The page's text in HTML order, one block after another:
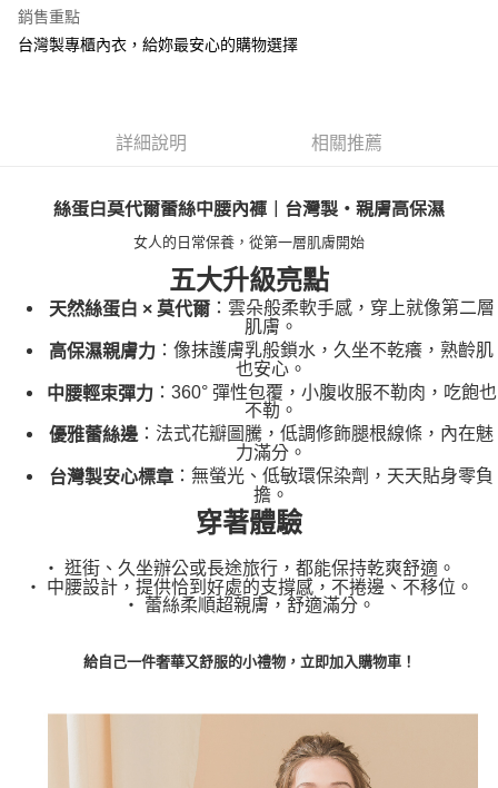
１．簡單：不需註冊會員、不需綁卡、不需儲值。
２．便利：只要手機號碼，簡訊認證，即可結帳。
３．安心：先確認商品／服務後，再付款。
２．訂單成立數日內，您將收到繳費通知簡訊。
※ 請注意：結帳手續完成當下不需立刻繳費，但若您需要取消訂單，請聯絡
後付繳納相關費用。
※ 交易是否成功請以「AFTEE先享後付 」之結帳頁面顯示為準，若有關於
是否繳費成功／繳費後需取消欲退款等相關疑問，請聯繫「AFTEE先享後付
客戶支援中心」 https://netprotections.freshdesk.com/support/home
【注意事項】
１．透過由恩沛科技股份有限公司提供之「AFTEE先享後付」服務完成之交
易，需依本服務之必要範圍內提供個人資料，並將交易相關給付款項請求債
２．關於個人資料處理事宜，請瀏覽以下網址：
３．未成年的使用者請事先徵得法定代理人或監護人之同意方可使用
「AFTEE先享後付」，若未經同意申辦者引起之損失，本公司不負相關責
４．使用「AFTEE先享後付」時，將依據個別帳號之用戶狀況，依本公司即
請求用戶進行身份認證。
５．嚴禁一人註冊多個帳號或使用他人資訊註冊。若發現惡意使用之情形，
恩沛科技股份有限公司將有權停止該用戶之使用額度並採取法律行動。
運送方式
全家付款取貨
7-11付款取貨
每筆NT$90，滿NT$1,000(含以上)免運費
每筆NT$90，滿NT$1,000(含以上)免運費
銷售重點
台灣製專櫃內衣，給妳最安心的購物選擇
詳細說明 相關推薦
絲蛋白莫代爾蕾絲中腰內褲｜台灣製・親膚高保濕
女人的日常保養，從第一層肌膚開始
五大升級亮點
天然絲蛋白 × 莫代爾：雲朵般柔軟手感，穿上就像第二層
肌膚。
高保濕親膚力 ：像抹護膚乳般鎖水，久坐不乾癢，熟齡肌
也安心。
中腰輕束彈力：360° 彈性包覆，小腹收服不勒肉，吃飽也
不勒。
優雅蕾絲邊 ：法式花瓣圖騰，低調修飾腿根線條，內在魅
力滿分。
台灣製安心標章 ：無螢光、低敏環保染劑，天天貼身零負
擔。
穿著體驗
‧ 逛街、久坐辦公或長途旅行，都能保持乾爽舒適。
‧ 中腰設計，提供恰到好處的支撐感，不捲邊、不移位。
‧ 蕾絲柔順超親膚，舒適滿分。
給自己一件奢華又舒服的小禮物，立即加入購物車！